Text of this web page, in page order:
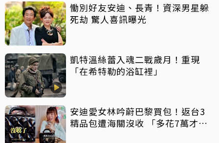
慟別好友安迪、長青！資深男星躲
死劫 驚人喜訊曝光
凱特溫絲蕾入魂二戰歲月！重現
「在希特勒的浴缸裡」
安迪愛女林吟蔚巴黎買包！返台3
精品包遭海關沒收 「多花7萬才贖